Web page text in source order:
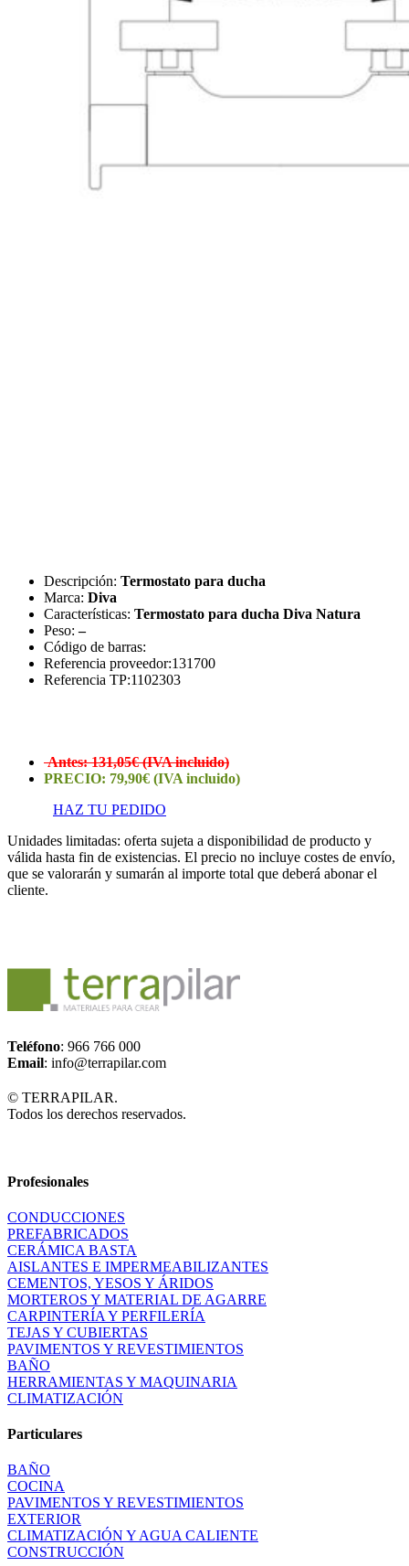
Descripción: Termostato para ducha
Marca: Diva
Características: Termostato para ducha Diva Natura
Peso: –
Código de barras:
Referencia proveedor:131700
Referencia TP:1102303
Antes: 131,05€ (IVA incluido)
PRECIO: 79,90€ (IVA incluido)
HAZ TU PEDIDO
Unidades limitadas: oferta sujeta a disponibilidad de producto y
válida hasta fin de existencias. El precio no incluye costes de envío,
que se valorarán y sumarán al importe total que deberá abonar el
cliente.
Teléfono: 966 766 000
Email: info@terrapilar.com
© TERRAPILAR.
Todos los derechos reservados.
Profesionales
CONDUCCIONES
PREFABRICADOS
CERÁMICA BASTA
AISLANTES E IMPERMEABILIZANTES
CEMENTOS, YESOS Y ÁRIDOS
MORTEROS Y MATERIAL DE AGARRE
CARPINTERÍA Y PERFILERÍA
TEJAS Y CUBIERTAS
PAVIMENTOS Y REVESTIMIENTOS
BAÑO
HERRAMIENTAS Y MAQUINARIA
CLIMATIZACIÓN
Particulares
BAÑO
COCINA
PAVIMENTOS Y REVESTIMIENTOS
EXTERIOR
CLIMATIZACIÓN Y AGUA CALIENTE
CONSTRUCCIÓN